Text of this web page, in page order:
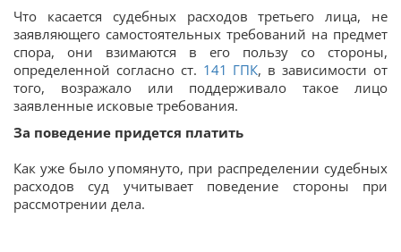
Что касается судебных расходов третьего лица, не
заявляющего самостоятельных требований на предмет
спора, они взимаются в его пользу со стороны,
определенной согласно ст. 141 ГПК, в зависимости от
того, возражало или поддерживало такое лицо
заявленные исковые требования.
За поведение придется платить
Как уже было упомянуто, при распределении судебных
расходов суд учитывает поведение стороны при
рассмотрении дела.